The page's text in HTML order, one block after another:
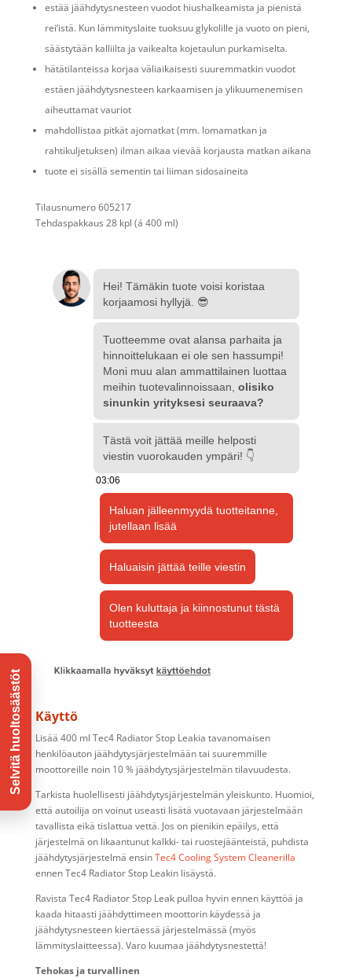
estää jäähdytysnesteen vuodot hiushalkeamista ja pienistä
rei’istä. Kun lämmityslaite tuoksuu glykolille ja vuoto on pieni,
säästytään kalliilta ja vaikealta kojetaulun purkamiselta.
hätätilanteissa korjaa väliaikaisesti suuremmatkin vuodot
estäen jäähdytysnesteen karkaamisen ja ylikuumenemisen
aiheuttamat vauriot
mahdollistaa pitkät ajomatkat (mm. lomamatkan ja
rahtikuljetuksen) ilman aikaa vievää korjausta matkan aikana
tuote ei sisällä sementin tai liiman sidosaineita
Tilausnumero 605217
Tehdaspakkaus 28 kpl (á 400 ml)
Käyttö
Lisää 400 ml Tec4 Radiator Stop Leakia tavanomaisen
henkilöauton jäähdytysjärjestelmään tai suuremmille
moottoreille noin 10 % jäähdytysjärjestelmän tilavuudesta.
Tarkista huolellisesti jäähdytysjärjestelmän yleiskunto. Huomioi,
että autoilija on voinut useasti lisätä vuotavaan järjestelmään
tavallista eikä tislattua vettä. Jos on pienikin epäilys, että
järjestelmä on likaantunut kalkki- tai ruostejäänteistä, puhdista
jäähdytysjärjestelmä ensinTec4 Cooling System Cleanerilla
ennen Tec4 Radiator Stop Leakin lisäystä.
Ravista Tec4 Radiator Stop Leak pulloa hyvin ennen käyttöä ja
kaada hitaasti jäähdyttimeen moottorin käydessä ja
jäähdytysnesteen kiertäessä järjestelmässä (myös
lämmityslaitteessa). Varo kuumaa jäähdytysnestettä!
Tehokas ja turvallinen